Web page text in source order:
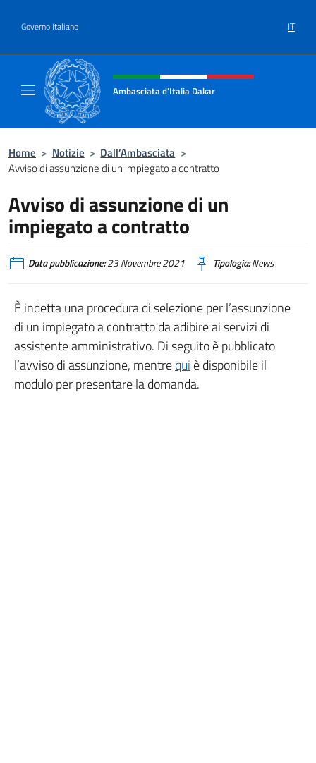
Governo Italiano IT
Intestazione sito, social e menù
Ambasciata d'Italia Dakar
Home > Notizie > Dall’Ambasciata >
Avviso di assunzione di un impiegato a contratto
Avviso di assunzione di un
impiegato a contratto
Data pubblicazione:23 Novembre 2021 Tipologia:News
È indetta una procedura di selezione per l’assunzione
di un impiegato a contratto da adibire ai servizi di
assistente amministrativo. Di seguito è pubblicato
l’avviso di assunzione, mentrequi è disponibile il
modulo per presentare la domanda.